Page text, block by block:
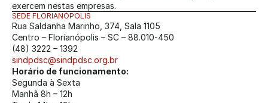
exercem nestas empresas.
SEDE FLORIANÓPOLIS
Rua Saldanha Marinho, 374, Sala 1105
Centro – Florianópolis – SC – 88.010-450
(48) 3222 – 1392
sindpdsc@sindpdsc.org.br
Horário de funcionamento:
Segunda à Sexta
Manhã 8h – 12h